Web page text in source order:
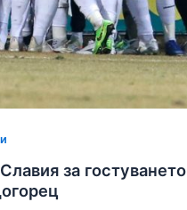
за гостуването